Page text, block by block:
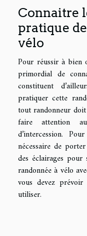
Connaitre
pratique
vélo
Pour réussir à bien
primordial de
constituent
pratiquer cette
tout randonneur
faire attention
d’intercession.
nécessaire de
des éclairages
randonnée à vélo
vous devez
utiliser.